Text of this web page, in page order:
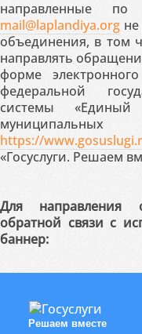
направленные по
mail@laplandiya.org
объединения, в том
направлять
форме
федеральной
системы «Единый
https://
«Госуслуги. Решаем
Для направления
обратной связи с
баннер:
Решаем вместе